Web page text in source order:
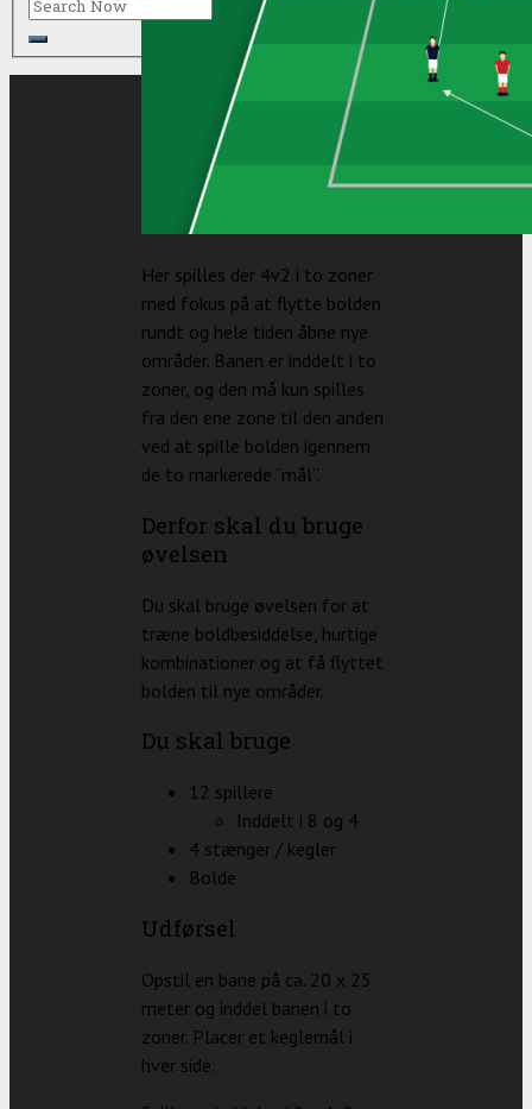
Her spilles der 4v2 i to zoner
med fokus på at flytte bolden
rundt og hele tiden åbne nye
områder. Banen er inddelt i to
zoner, og den må kun spilles
fra den ene zone til den anden
ved at spille bolden igennem
de to markerede “mål”.
Derfor skal du bruge
øvelsen
Du skal bruge øvelsen for at
træne boldbesiddelse, hurtige
kombinationer og at få flyttet
bolden til nye områder.
Du skal bruge
12 spillere
Inddelt i 8 og 4
4 stænger / kegler
Bolde
Udførsel
Opstil en bane på ca. 20 x 25
meter og inddel banen i to
zoner. Placer et keglemål i
hver side.